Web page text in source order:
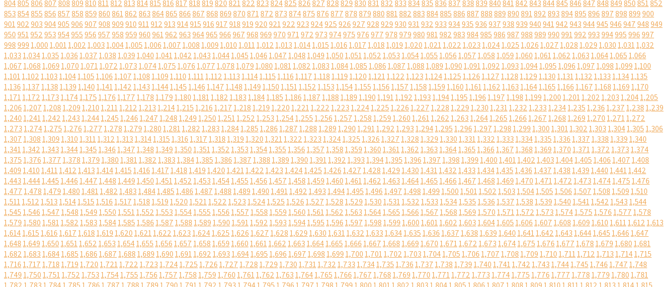
804805806807808809810811812813814815816817818819820821822823824825826827828829830831832833834835836837838839840841842843844845846847848849850851852
853854855856857858859860861862863864865866867868869870871872873874875876877878879880881882883884885886887888889890891892893894895896897898899900
901902903904905906907908909910911912913914915916917918919920921922923924925926927928929930931932933934935936937938939940941942943944945946947948949
950951952953954955956957958959960961962963964965966967968969970971972973974975976977978979980981982983984985986987988989990991992993994995996997
9989991,0001,0011,0021,0031,0041,0051,0061,0071,0081,0091,0101,0111,0121,0131,0141,0151,0161,0171,0181,0191,0201,0211,0221,0231,0241,0251,0261,0271,0281,0291,0301,0311,032
1,0331,0341,0351,0361,0371,0381,0391,0401,0411,0421,0431,0441,0451,0461,0471,0481,0491,0501,0511,0521,0531,0541,0551,0561,0571,0581,0591,0601,0611,0621,0631,0641,0651,066
1,0671,0681,0691,0701,0711,0721,0731,0741,0751,0761,0771,0781,0791,0801,0811,0821,0831,0841,0851,0861,0871,0881,0891,0901,0911,0921,0931,0941,0951,0961,0971,0981,0991,100
1,1011,1021,1031,1041,1051,1061,1071,1081,1091,1101,1111,1121,1131,1141,1151,1161,1171,1181,1191,1201,1211,1221,1231,1241,1251,1261,1271,1281,1291,1301,1311,1321,1331,1341,135
1,1361,1371,1381,1391,1401,1411,1421,1431,1441,1451,1461,1471,1481,1491,1501,1511,1521,1531,1541,1551,1561,1571,1581,1591,1601,1611,1621,1631,1641,1651,1661,1671,1681,1691,170
1,1711,1721,1731,1741,1751,1761,1771,1781,1791,1801,1811,1821,1831,1841,1851,1861,1871,1881,1891,1901,1911,1921,1931,1941,1951,1961,1971,1981,1991,2001,2011,2021,2031,2041,205
1,2061,2071,2081,2091,2101,2111,2121,2131,2141,2151,2161,2171,2181,2191,2201,2211,2221,2231,2241,2251,2261,2271,2281,2291,2301,2311,2321,2331,2341,2351,2361,2371,2381,239
1,2401,2411,2421,2431,2441,2451,2461,2471,2481,2491,2501,2511,2521,2531,2541,2551,2561,2571,2581,2591,2601,2611,2621,2631,2641,2651,2661,2671,2681,2691,2701,2711,272
1,2731,2741,2751,2761,2771,2781,2791,2801,2811,2821,2831,2841,2851,2861,2871,2881,2891,2901,2911,2921,2931,2941,2951,2961,2971,2981,2991,3001,3011,3021,3031,3041,3051,306
1,3071,3081,3091,3101,3111,3121,3131,3141,3151,3161,3171,3181,3191,3201,3211,3221,3231,3241,3251,3261,3271,3281,3291,3301,3311,3321,3331,3341,3351,3361,3371,3381,3391,340
1,3411,3421,3431,3441,3451,3461,3471,3481,3491,3501,3511,3521,3531,3541,3551,3561,3571,3581,3591,3601,3611,3621,3631,3641,3651,3661,3671,3681,3691,3701,3711,3721,3731,374
1,3751,3761,3771,3781,3791,3801,3811,3821,3831,3841,3851,3861,3871,3881,3891,3901,3911,3921,3931,3941,3951,3961,3971,3981,3991,4001,4011,4021,4031,4041,4051,4061,4071,408
1,4091,4101,4111,4121,4131,4141,4151,4161,4171,4181,4191,4201,4211,4221,4231,4241,4251,4261,4271,4281,4291,4301,4311,4321,4331,4341,4351,4361,4371,4381,4391,4401,4411,442
1,4431,4441,4451,4461,4471,4481,4491,4501,4511,4521,4531,4541,4551,4561,4571,4581,4591,4601,4611,4621,4631,4641,4651,4661,4671,4681,4691,4701,4711,4721,4731,4741,4751,476
1,4771,4781,4791,4801,4811,4821,4831,4841,4851,4861,4871,4881,4891,4901,4911,4921,4931,4941,4951,4961,4971,4981,4991,5001,5011,5021,5031,5041,5051,5061,5071,5081,5091,510
1,5111,5121,5131,5141,5151,5161,5171,5181,5191,5201,5211,5221,5231,5241,5251,5261,5271,5281,5291,5301,5311,5321,5331,5341,5351,5361,5371,5381,5391,5401,5411,5421,5431,544
1,5451,5461,5471,5481,5491,5501,5511,5521,5531,5541,5551,5561,5571,5581,5591,5601,5611,5621,5631,5641,5651,5661,5671,5681,5691,5701,5711,5721,5731,5741,5751,5761,5771,578
1,5791,5801,5811,5821,5831,5841,5851,5861,5871,5881,5891,5901,5911,5921,5931,5941,5951,5961,5971,5981,5991,6001,6011,6021,6031,6041,6051,6061,6071,6081,6091,6101,6111,6121,613
1,6141,6151,6161,6171,6181,6191,6201,6211,6221,6231,6241,6251,6261,6271,6281,6291,6301,6311,6321,6331,6341,6351,6361,6371,6381,6391,6401,6411,6421,6431,6441,6451,6461,647
1,6481,6491,6501,6511,6521,6531,6541,6551,6561,6571,6581,6591,6601,6611,6621,6631,6641,6651,6661,6671,6681,6691,6701,6711,6721,6731,6741,6751,6761,6771,6781,6791,6801,681
1,6821,6831,6841,6851,6861,6871,6881,6891,6901,6911,6921,6931,6941,6951,6961,6971,6981,6991,7001,7011,7021,7031,7041,7051,7061,7071,7081,7091,7101,7111,7121,7131,7141,715
1,7161,7171,7181,7191,7201,7211,7221,7231,7241,7251,7261,7271,7281,7291,7301,7311,7321,7331,7341,7351,7361,7371,7381,7391,7401,7411,7421,7431,7441,7451,7461,7471,748
1,7491,7501,7511,7521,7531,7541,7551,7561,7571,7581,7591,7601,7611,7621,7631,7641,7651,7661,7671,7681,7691,7701,7711,7721,7731,7741,7751,7761,7771,7781,7791,7801,781